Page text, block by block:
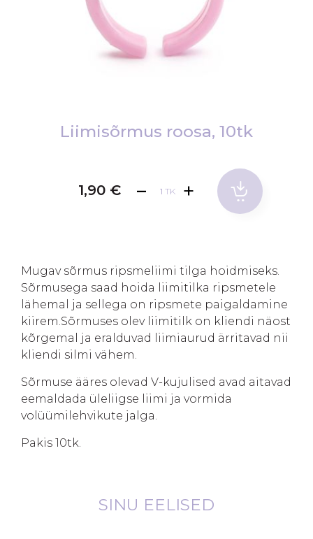
Liimisõrmus roosa, 10tk
1,90 € TK
Mugav sõrmus ripsmeliimi tilga hoidmiseks.
Sõrmusega saad hoida liimitilka ripsmetele
lähemal ja sellega on ripsmete paigaldamine
kiirem.Sõrmuses olev liimitilk on kliendi näost
kõrgemal ja eralduvad liimiaurud ärritavad nii
kliendi silmi vähem.
Sõrmuse ääres olevad V-kujulised avad aitavad
eemaldada üleliigse liimi ja vormida
volüümilehvikute jalga.
Pakis 10tk.
SINU EELISED